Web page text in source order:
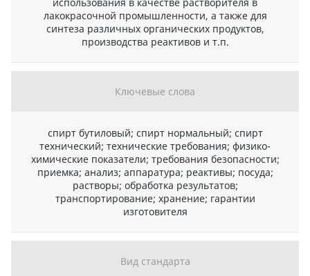
использования в качестве растворителя в
лакокрасочной промышленности, а также для
синтеза различных органических продуктов,
производства реактивов и т.п.
Ключевые слова
спирт бутиловый; спирт нормальный; спирт
технический; технические требования; физико-
химические показатели; требования безопасности;
приемка; анализ; аппаратура; реактивы; посуда;
растворы; обработка результатов;
транспортирование; хранение; гарантии
изготовителя
Вид стандарта